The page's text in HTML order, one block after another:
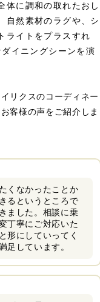
体に調和の取れたおし
自然素材のラグや、シ
ライトをプラスすれ
イニングシーンを演
リクスのコーディネー
客様の声をご紹介しま
くなかったことか
るというところで
ました。相談に乗
丁寧にご対応いた
形にしていってく
足しています。